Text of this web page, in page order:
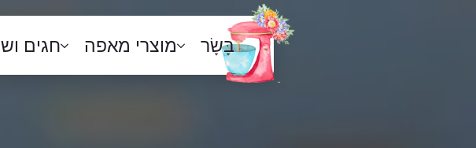
בָּשָׂר מוצרי מאפה חגים